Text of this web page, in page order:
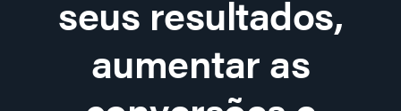
seus resultados,
aumentar as